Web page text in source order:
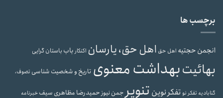
برچسب ها
انجمن حجتیه اهل حق اهل حق، یارسان اکنکارباب باستان گرایی
بهائیتبهداشت معنوی تاریخ و شخصیت شناسی تصوف،
گنابادیه تفکر نوتفکر نوین تنویرجمن نیوزحمیدرضا مظاهری سیفخبرنامه